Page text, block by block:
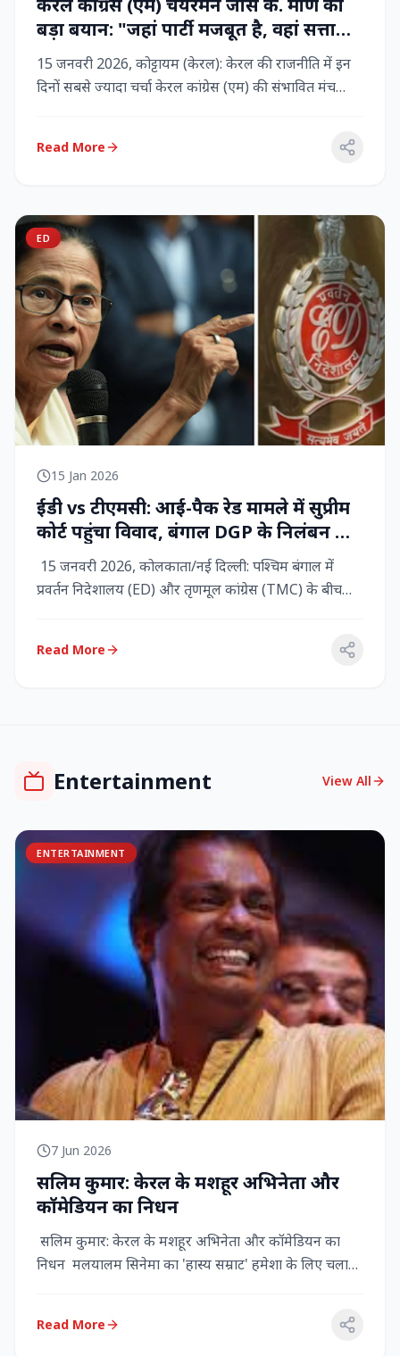
बड़ा बयान: "जहां पार्टी मजबूत है, वहां सत्ता
बनी रहेगी" – LDF के साथ बने रहने पर जोर
15 जनवरी 2026, कोट्टायम (केरल): केरल की राजनीति में इन
दिनों सबसे ज्यादा चर्चा केरल कांग्रेस (एम) की संभावित मंच
Read More
ED
15 Jan 2026
ईडी vs टीएमसी: आई-पैक रेड मामले में सुप्रीम
कोर्ट पहुंचा विवाद, बंगाल DGP के निलंबन की
मांग, कलकत्ता हाईकोर्ट में CBI छापेमारी
15 जनवरी 2026, कोलकाता/नई दिल्ली: पश्चिम बंगाल में
प्रवर्तन निदेशालय (ED) और तृणमूल कांग्रेस (TMC) के बीच
Read More
Entertainment View All
ENTERTAINMENT
7 Jun 2026
सलिम कुमार: केरल के मशहूर अभिनेता और
कॉमेडियन का निधन
सलिम कुमार: केरल के मशहूर अभिनेता और कॉमेडियन का
निधन मलयालम सिनेमा का 'हास्य सम्राट' हमेशा के लिए चला
Read More